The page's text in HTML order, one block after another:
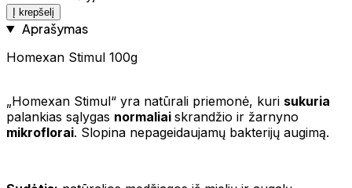
Į krepšelį
Aprašymas
Homexan Stimul 100g
„Homexan Stimul“ yra natūrali priemonė, kuri sukuria
palankias sąlygas normaliai skrandžio ir žarnyno
mikroflorai. Slopina nepageidaujamų bakterijų augimą.